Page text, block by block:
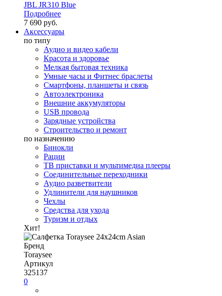
JBL JR310 Blue
Подробнее
7 690 руб.
Аксессуары
по типу
Аудио и видео кабели
Красота и здоровье
Мелкая бытовая техника
Умные часы и Фитнес браслеты
Смартфоны, планшеты и связь
Автоэлектроника
Внешние аккумуляторы
USB провода
Зарядные устройства
Строительство и ремонт
по назначению
Бинокли
Рации
ТВ приставки и мультимедиа плееры
Соединительные переходники
Аудио разветвители
Удлинители для наушников
Чехлы
Средства для ухода
Туризм и отдых
Хит!
Бренд
Toraysee
Артикул
325137
0